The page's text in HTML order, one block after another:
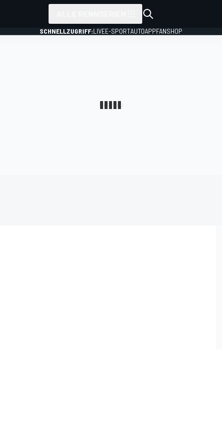
SCHNELLZUGRIFF:LIVEE-SPORTAUTOAPPFANSHOP